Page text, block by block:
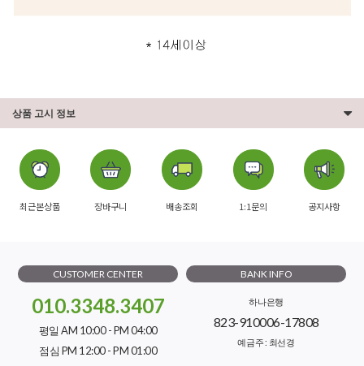
상품 고시 정보
최근본상품 장바구니 배송조회 1:1문의 공지사항
CUSTOMER CENTER
010.3348.3407
평일 AM 10:00 - PM 04:00
점심 PM 12:00 - PM 01:00
BANK INFO
하나은행
823-910006-17808
예금주 : 최선경